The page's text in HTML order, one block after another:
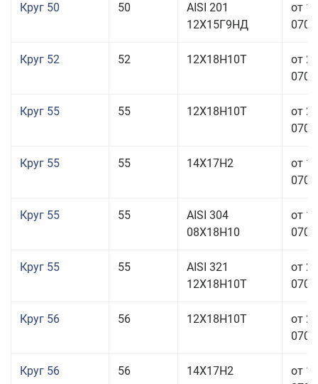
Круг 50 50
AISI 201
12Х15Г9НД
от
Круг 52 52 12Х18Н10Т
от
Круг 55 55 12Х18Н10Т
от
Круг 55 55 14Х17Н2
от
Круг 55 55
AISI 304
08Х18Н10
от
Круг 55 55
AISI 321
12Х18Н10Т
от
Круг 56 56 12Х18Н10Т
от
Круг 56 56 14Х17Н2
от